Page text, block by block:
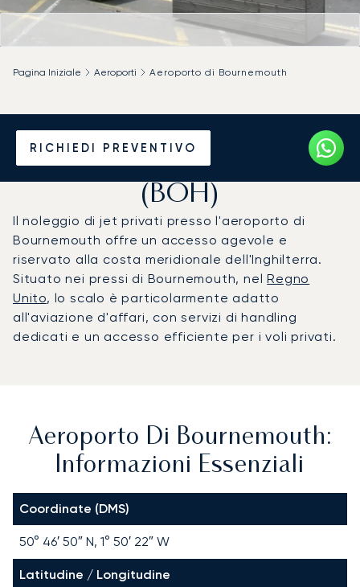
RICHIEDI PREVENTIVO
Pagina Iniziale Aeroporti Aeroporto di Bournemouth
Noleggio jet privato per
l'Aeroporto di Bournemouth
(BOH)
Il noleggio di jet privati presso l'aeroporto di
Bournemouth offre un accesso agevole e
riservato alla costa meridionale dell'Inghilterra.
Situato nei pressi di Bournemouth, nelRegno
Unito, lo scalo è particolarmente adatto
all'aviazione d'affari, con servizi di handling
dedicati e un accesso efficiente per i voli privati.
Aeroporto Di Bournemouth:
Informazioni Essenziali
Coordinate (DMS)
50° 46′ 50″ N, 1° 50′ 22″ W
Latitudine / Longitudine